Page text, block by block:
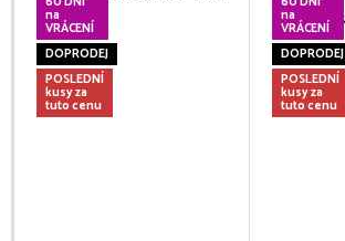
na
VRÁCENÍ
DOPRODEJ
POSLEDNÍ
kusy za
tuto cenu
na
VRÁCENÍ
DOPRODEJ
POSLEDNÍ
kusy za
tuto cenu